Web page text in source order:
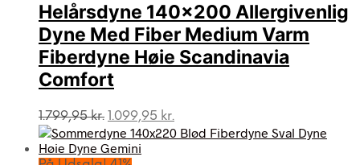
Helårsdyne 140×200 Allergivenlig
Dyne Med Fiber Medium Varm
Fiberdyne Høie Scandinavia
Comfort
1.799,95kr. Den
oprindelige
pris
var:
1.099,95 kr.
aktuelle